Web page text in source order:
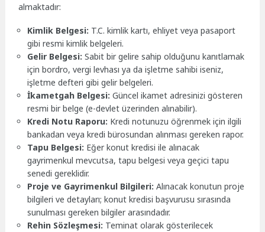
almaktadır:
Kimlik Belgesi: T.C. kimlik kartı, ehliyet veya pasaport
gibi resmi kimlik belgeleri.
Gelir Belgesi: Sabit bir gelire sahip olduğunu kanıtlamak
için bordro, vergi levhası ya da işletme sahibi iseniz,
işletme defteri gibi gelir belgeleri.
İkametgah Belgesi: Güncel ikamet adresinizi gösteren
resmi bir belge (e-devlet üzerinden alınabilir).
Kredi Notu Raporu: Kredi notunuzu öğrenmek için ilgili
bankadan veya kredi bürosundan alınması gereken rapor.
Tapu Belgesi: Eğer konut kredisi ile alınacak
gayrimenkul mevcutsa, tapu belgesi veya geçici tapu
senedi gereklidir.
Proje ve Gayrimenkul Bilgileri: Alınacak konutun proje
bilgileri ve detayları; konut kredisi başvurusu sırasında
sunulması gereken bilgiler arasındadır.
Rehin Sözleşmesi: Teminat olarak gösterilecek